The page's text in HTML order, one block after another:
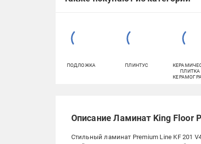
ПОДЛОЖКА ПЛИНТУС
ПЛИТКА
Описание Ламинат King Floor
Стильный ламинат Premium Line KF 201